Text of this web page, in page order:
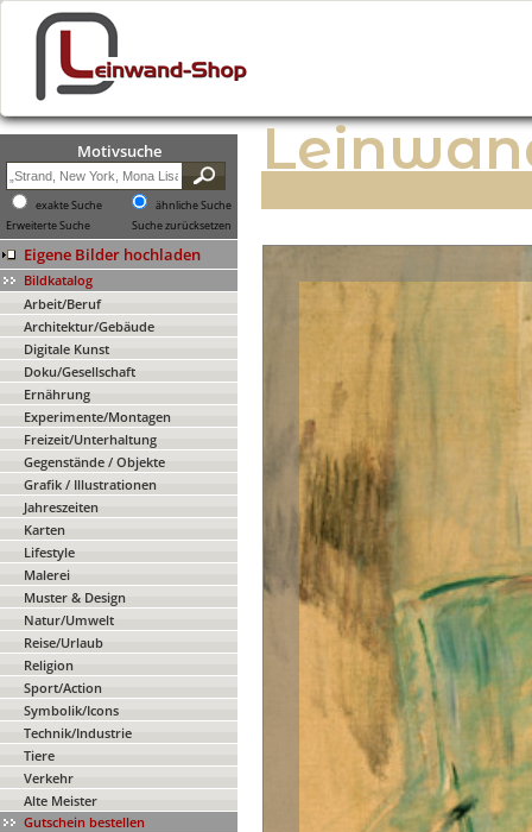
Motivsuche
exakte Suche
ähnliche Suche
Erweiterte Suche
Suche zurücksetzen
Eigene Bilder hochladen
Bildkatalog
Arbeit/Beruf
Architektur/Gebäude
Digitale Kunst
Doku/Gesellschaft
Ernährung
Experimente/Montagen
Freizeit/Unterhaltung
Gegenstände / Objekte
Grafik / Illustrationen
Jahreszeiten
Karten
Lifestyle
Malerei
Muster & Design
Natur/Umwelt
Reise/Urlaub
Religion
Sport/Action
Symbolik/Icons
Technik/Industrie
Tiere
Verkehr
Alte Meister
Gutschein bestellen